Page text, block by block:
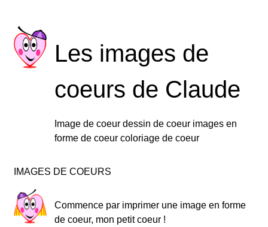
Les images de
coeurs de Claude
Image de coeur dessin de coeur images en
forme de coeur coloriage de coeur
IMAGES DE COEURS
Commence par imprimer une image en forme
de coeur, mon petit coeur !